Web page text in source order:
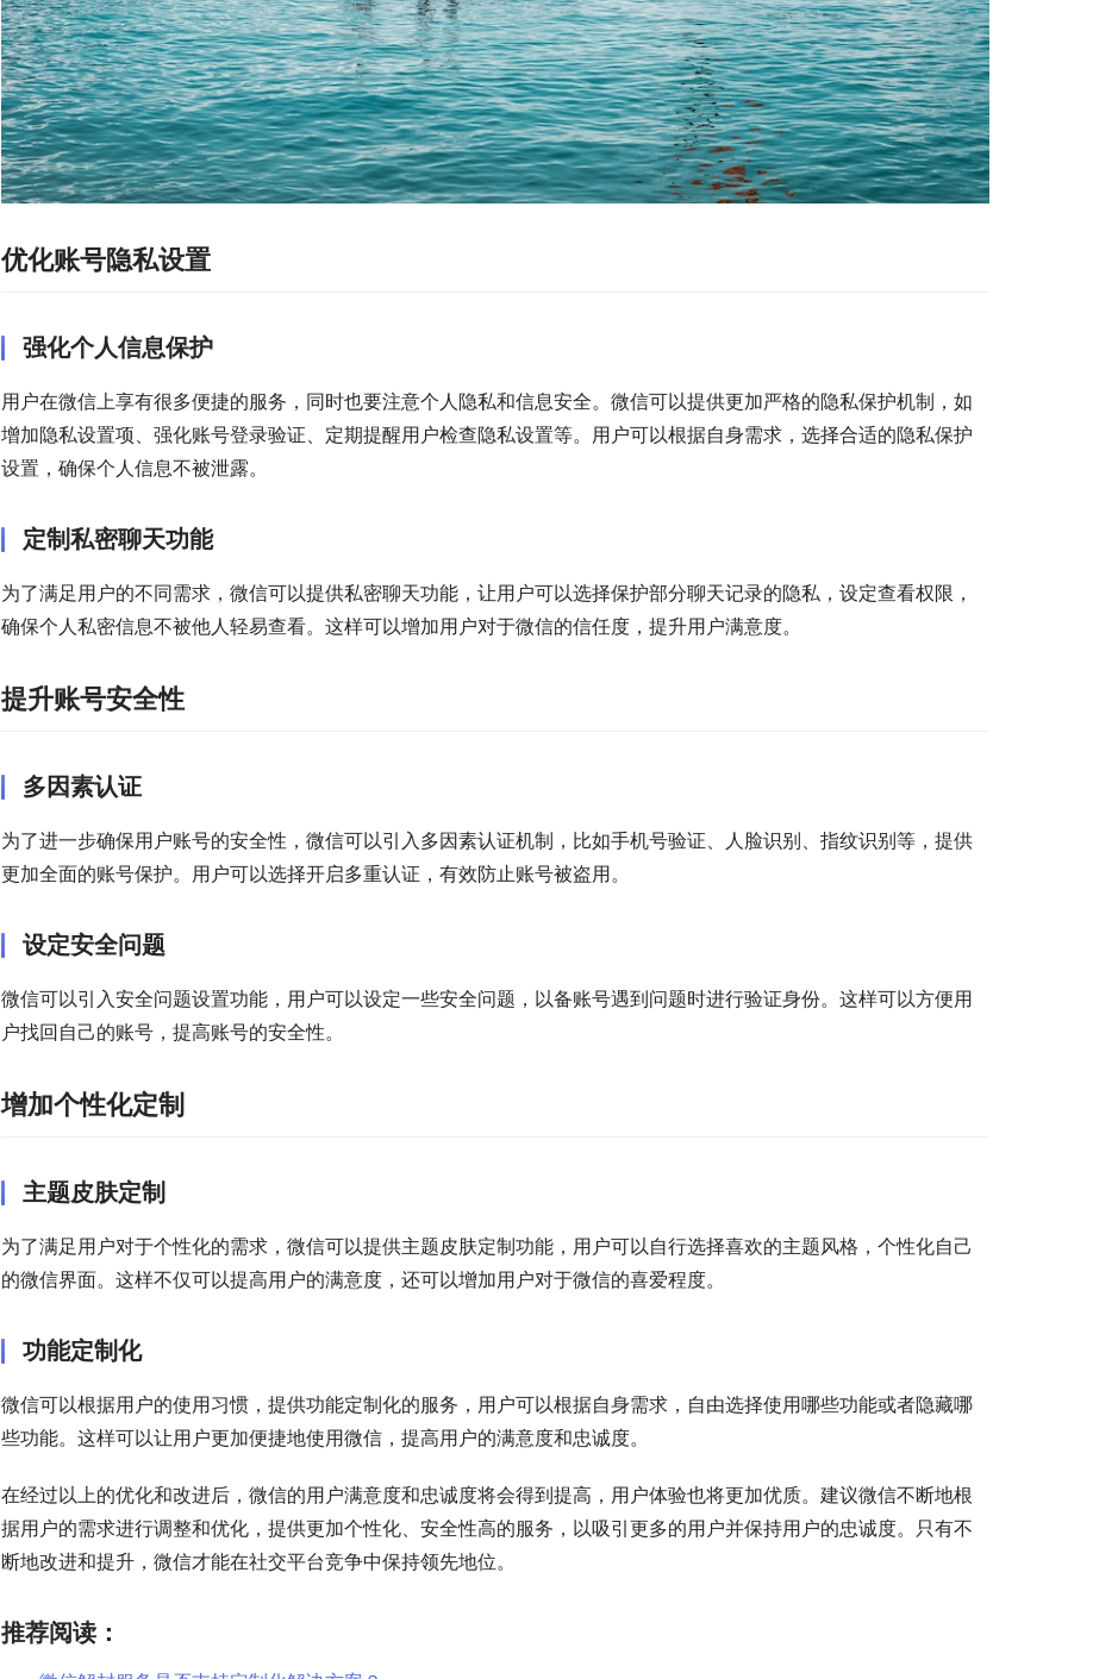
优化账号隐私设置
强化个人信息保护
用户在微信上享有很多便捷的服务，同时也要注意个人隐私和信息安全。微信可以提供更加严格的隐私保护机制，如
增加隐私设置项、强化账号登录验证、定期提醒用户检查隐私设置等。用户可以根据自身需求，选择合适的隐私保护
设置，确保个人信息不被泄露。
定制私密聊天功能
为了满足用户的不同需求，微信可以提供私密聊天功能，让用户可以选择保护部分聊天记录的隐私，设定查看权限，
确保个人私密信息不被他人轻易查看。这样可以增加用户对于微信的信任度，提升用户满意度。
提升账号安全性
多因素认证
为了进一步确保用户账号的安全性，微信可以引入多因素认证机制，比如手机号验证、人脸识别、指纹识别等，提供
更加全面的账号保护。用户可以选择开启多重认证，有效防止账号被盗用。
设定安全问题
微信可以引入安全问题设置功能，用户可以设定一些安全问题，以备账号遇到问题时进行验证身份。这样可以方便用
户找回自己的账号，提高账号的安全性。
增加个性化定制
主题皮肤定制
为了满足用户对于个性化的需求，微信可以提供主题皮肤定制功能，用户可以自行选择喜欢的主题风格，个性化自己
的微信界面。这样不仅可以提高用户的满意度，还可以增加用户对于微信的喜爱程度。
功能定制化
微信可以根据用户的使用习惯，提供功能定制化的服务，用户可以根据自身需求，自由选择使用哪些功能或者隐藏哪
些功能。这样可以让用户更加便捷地使用微信，提高用户的满意度和忠诚度。
在经过以上的优化和改进后，微信的用户满意度和忠诚度将会得到提高，用户体验也将更加优质。建议微信不断地根
据用户的需求进行调整和优化，提供更加个性化、安全性高的服务，以吸引更多的用户并保持用户的忠诚度。只有不
断地改进和提升，微信才能在社交平台竞争中保持领先地位。
推荐阅读：